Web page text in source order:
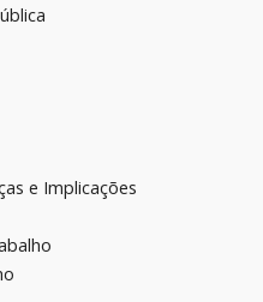
e Implicações